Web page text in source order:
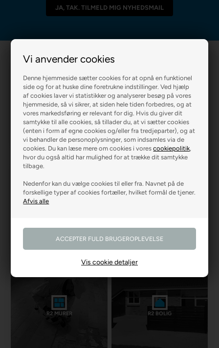
Vi anvender cookies
Denne hjemmeside sætter cookies for at opnå en funktionel
side og for at huske dine foretrukne indstillinger. Ved hjælp
af cookies laver vi statistikker og analyserer besøg på vores
hjemmeside, så vi sikrer, at siden hele tiden forbedres, og at
vores markedsføring er relevant for dig. Hvis du giver dit
samtykke til alle cookies, så tillader du, at vi sætter cookies
(enten i form af egne cookies og/eller fra tredjeparter), og at
vi behandler de personoplysninger, som indsamles via de
cookies. Du kan læse mere om cookies i vorescookiepolitik,
hvor du også altid har mulighed for at trække dit samtykke
tilbage.
Nedenfor kan du vælge cookies til eller fra. Navnet på de
forskellige typer af cookies fortæller, hvilket formål de tjener.
Vis cookie detaljer
R2 MALERFIRMA R2 FARVEHANDEL
R2 MURER R2 BOLIG